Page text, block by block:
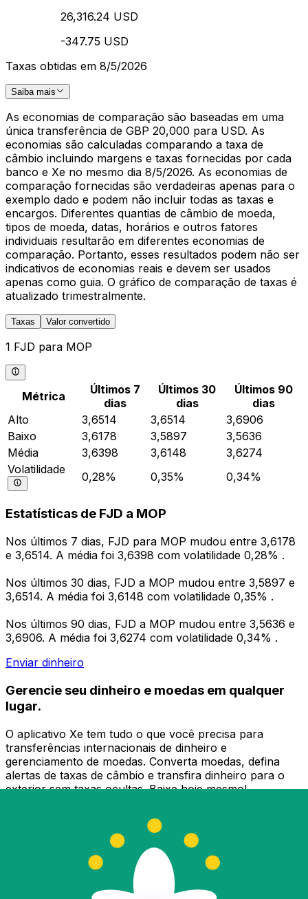
26,316.24 USD
-347.75 USD
Taxas obtidas em 8/5/2026
Saiba mais
As economias de comparação são baseadas em uma
única transferência de GBP 20,000 para USD. As
economias são calculadas comparando a taxa de
câmbio incluindo margens e taxas fornecidas por cada
banco e Xe no mesmo dia 8/5/2026. As economias de
comparação fornecidas são verdadeiras apenas para o
exemplo dado e podem não incluir todas as taxas e
encargos. Diferentes quantias de câmbio de moeda,
tipos de moeda, datas, horários e outros fatores
individuais resultarão em diferentes economias de
comparação. Portanto, esses resultados podem não ser
indicativos de economias reais e devem ser usados
apenas como guia. O gráfico de comparação de taxas é
atualizado trimestralmente.
Taxas Valor convertido
1 FJD para MOP
Métrica
Últimos 7
dias
Últimos 30
dias
Últimos 90
dias
Alto
3,6514 3,6514
3,6906
Baixo
3,6178 3,5897
3,5636
Média
3,6398 3,6148
3,6274
Volatilidade
0,28% 0,35% 0,34%
Estatísticas de FJD a MOP
Nos últimos 7 dias, FJD para MOP mudou entre 3,6178
e 3,6514. A média foi 3,6398 com volatilidade 0,28% .
Nos últimos 30 dias, FJD a MOP mudou entre 3,5897 e
3,6514. A média foi 3,6148 com volatilidade 0,35% .
Nos últimos 90 dias, FJD a MOP mudou entre 3,5636 e
3,6906. A média foi 3,6274 com volatilidade 0,34% .
Enviar dinheiro
Gerencie seu dinheiro e moedas em qualquer
lugar.
O aplicativo Xe tem tudo o que você precisa para
transferências internacionais de dinheiro e
gerenciamento de moedas. Converta moedas, defina
alertas de taxas de câmbio e transfira dinheiro para o
exterior sem taxas ocultas. Baixe hoje mesmo!